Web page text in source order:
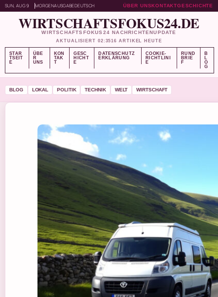
SUN, AUG 9 MORGENAUSGABEDEUTSCH ÜBER UNSKONTAKTGESCHICHTE
WIRTSCHAFTSFOKUS24.DE
WIRTSCHAFTSFOKUS24 NACHRICHTENUPDATE
AKTUALISIERT 02:3516 ARTIKEL HEUTE
STAR
TSEIT
E
ÜBE
R
UNS
KON
TAK
T
GESC
HICHT
E
DATENSCHUTZ
ERKLÄRUNG
COOKIE-
RICHTLINI
E
RUND
BRIE
F
B
L
O
G
BLOG LOKAL POLITIK TECHNIK WELT WIRTSCHAFT